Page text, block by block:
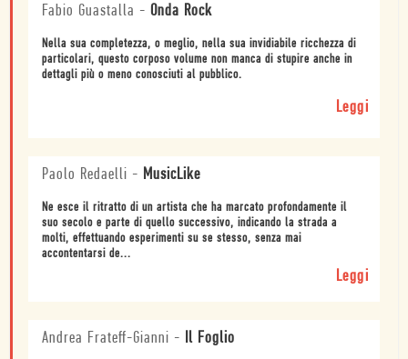
Fabio Guastalla - Onda Rock
Nella sua completezza, o meglio, nella sua invidiabile ricchezza di
particolari, questo corposo volume non manca di stupire anche in
dettagli più o meno conosciuti al pubblico.
Leggi
Paolo Redaelli - MusicLike
Ne esce il ritratto di un artista che ha marcato profondamente il
suo secolo e parte di quello successivo, indicando la strada a
molti, effettuando esperimenti su se stesso, senza mai
accontentarsi de...
Leggi
Andrea Frateff-Gianni - Il Foglio